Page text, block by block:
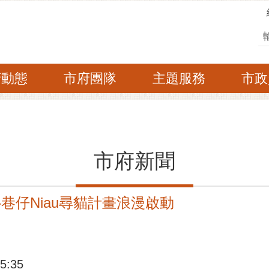
態 市府團隊 主題服務 市
市府新聞
仔Niau尋貓計畫浪漫啟動